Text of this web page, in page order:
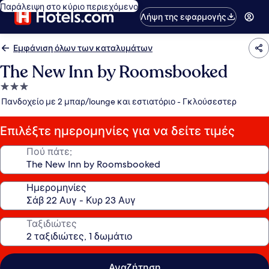
Παράλειψη στο κύριο περιεχόμενο
Λήψη της εφαρμογής
Εμφάνιση όλων των καταλυμάτων
The New Inn by Roomsbooked
Κατάλυμα
με
αστέρια
Πανδοχείο με 2 μπαρ/lounge και εστιατόριο - Γκλούσεστερ
Επιλέξτε ημερομηνίες για να δείτε τιμές
Πού πάτε;
Ημερομηνίες
Ταξιδιώτες